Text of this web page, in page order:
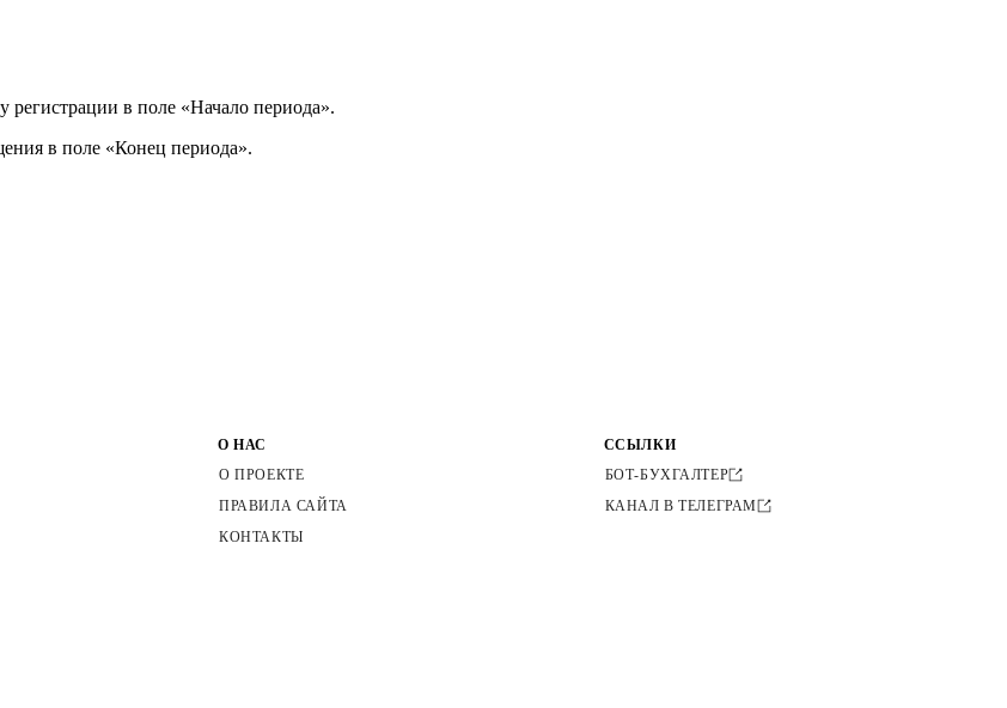
регистрации в поле «Начало периода».
в поле «Конец периода».
О НАС
О ПРОЕКТЕ
ПРАВИЛА САЙТА
КОНТАКТЫ
ССЫЛКИ
БОТ-БУХГАЛТЕР
КАНАЛ В ТЕЛЕГРАМ